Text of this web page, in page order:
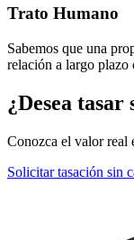
Trato Humano
Sabemos que una
relación a largo plazo
¿Desea
Conozca el valor real
Solicitar tasación sin